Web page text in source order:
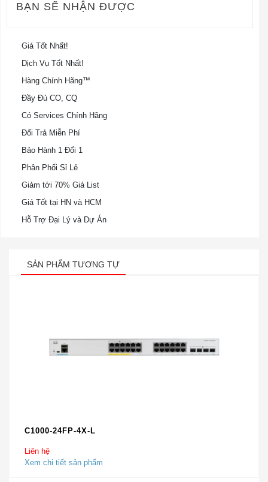
BẠN SẼ NHẬN ĐƯỢC
Giá Tốt Nhất!
Dịch Vụ Tốt Nhất!
Hàng Chính Hãng™
Đầy Đủ CO, CQ
Có Services Chính Hãng
Đổi Trả Miễn Phí
Bảo Hành 1 Đổi 1
Phân Phối Sỉ Lẻ
Giảm tới 70% Giá List
Giá Tốt tại HN và HCM
Hỗ Trợ Đại Lý và Dự Án
SẢN PHẨM TƯƠNG TỰ
C1000-24FP-4X-L
Liên hệ
Xem chi tiết sản phẩm